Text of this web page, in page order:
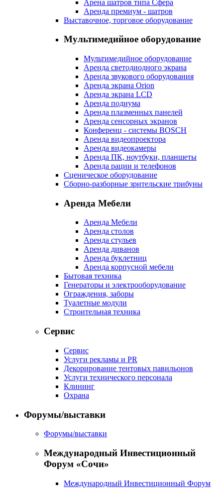
Арена шатров типа Сфера
Аренда премиум - шатров
Выставочное, торговое оборудование
Мультимедийное оборудование
Мультимедийное оборудование
Аренда светодиодного экрана
Аренда звукового оборудования
Аренда экрана Orion
Аренда экрана LCD
Аренда подиума
Аренда плазменных панелей
Аренда сенсорных экранов
Конференц - системы BOSCH
Аренда видеопроектора
Аренда видеокамеры
Аренда ПК, ноутбуки, планшеты
Аренда рации и телефонов
Сценическое оборудование
Сборно-разборные зрительские трибуны
Аренда Мебели
Аренда Мебели
Аренда столов
Аренда стульев
Аренда диванов
Аренда буклетниц
Аренда корпусной мебели
Бытовая техника
Генераторы и электрооборудование
Ограждения, заборы
Туалетные модули
Строительная техника
Сервис
Сервис
Услуги рекламы и PR
Декорирование тентовых павильонов
Услуги технического персонала
Клининг
Охрана
Форумы/выставки
Форумы/выставки
Международный Инвестиционный
Форум «Сочи»
Международный Инвестиционный Форум